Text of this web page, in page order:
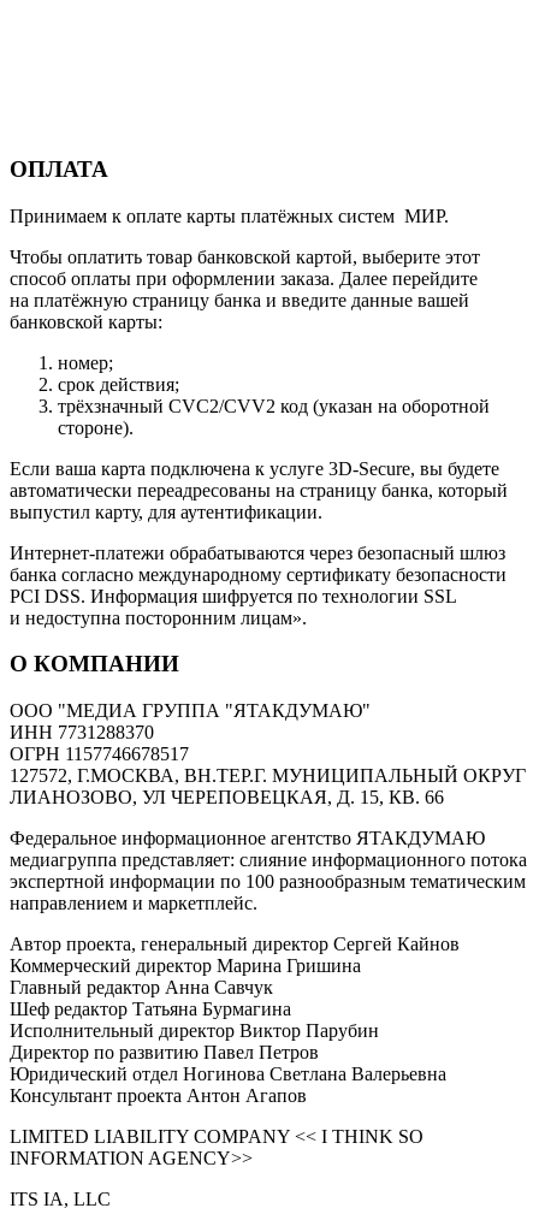
ОПЛАТА
Принимаем к оплате карты платёжных систем МИР.
Чтобы оплатить товар банковской картой, выберите этот
способ оплаты при оформлении заказа. Далее перейдите
на платёжную страницу банка и введите данные вашей
банковской карты:
номер;
срок действия;
трёхзначный CVC2/CVV2 код (указан на оборотной
стороне).
Если ваша карта подключена к услуге 3D-Secure, вы будете
автоматически переадресованы на страницу банка, который
выпустил карту, для аутентификации.
Интернет-платежи обрабатываются через безопасный шлюз
банка согласно международному сертификату безопасности
PCI DSS. Информация шифруется по технологии SSL
и недоступна посторонним лицам».
О КОМПАНИИ
ООО "МЕДИА ГРУППА "ЯТАКДУМАЮ"
ИНН 7731288370
ОГРН 1157746678517
127572, Г.МОСКВА, ВН.ТЕР.Г. МУНИЦИПАЛЬНЫЙ ОКРУГ
ЛИАНОЗОВО, УЛ ЧЕРЕПОВЕЦКАЯ, Д. 15, КВ. 66
Федеральное информационное агентство ЯТАКДУМАЮ
медиагруппа представляет: слияние информационного потока
экспертной информации по 100 разнообразным тематическим
направлением и маркетплейс.
Автор проекта, генеральный директор Сергей Кайнов
Коммерческий директор Марина Гришина
Главный редактор Анна Савчук
Шеф редактор Татьяна Бурмагина
Исполнительный директор Виктор Парубин
Директор по развитию Павел Петров
Юридический отдел Ногинова Светлана Валерьевна
Консультант проекта Антон Агапов
LIMITED LIABILITY COMPANY << I THINK SO
INFORMATION AGENCY>>
ITS IA, LLC